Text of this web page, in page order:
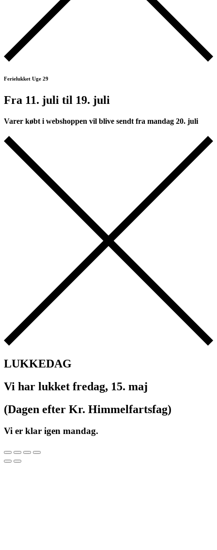
Ferielukket Uge 29
Fra 11. juli til 19. juli
Varer købt i webshoppen vil blive sendt fra mandag 20. juli
LUKKEDAG
Vi har lukket fredag, 15. maj
(Dagen efter Kr. Himmelfartsfag)
Vi er klar igen mandag.